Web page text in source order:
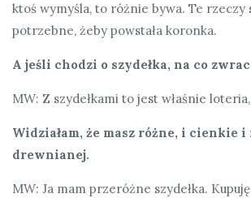
ktoś wymyśla, to różnie bywa. Te rzeczy
potrzebne, żeby powstała koronka.
A jeśli chodzi o szydełka, na co
MW: Z szydełkami to jest właśnie
Widziałam, że masz różne, i cienkie i
drewnianej.
MW: Ja mam przeróżne szydełka. Kupuję